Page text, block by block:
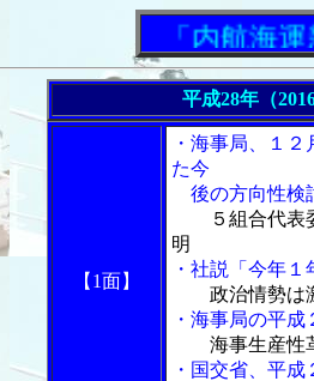
「内航海運新
平成28年（
【1面】
・海事局、１
た今
後の方向性検
５組合代
明
・社説「今年
政治情勢は
・海事局の平
海事生産性
・国交省、平